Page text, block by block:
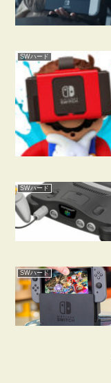
SWハード
SWハード
SWハード